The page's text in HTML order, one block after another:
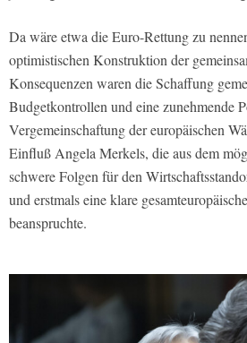
Da wäre etwa die Euro-Rettung zu
optimistischen Konstruktion der
Konsequenzen waren die Schaffung
Budgetkontrollen und eine zunehmende
Vergemeinschaftung der europäischen
Einfluß Angela Merkels, die aus dem
schwere Folgen für den
und erstmals eine klare
beanspruchte.